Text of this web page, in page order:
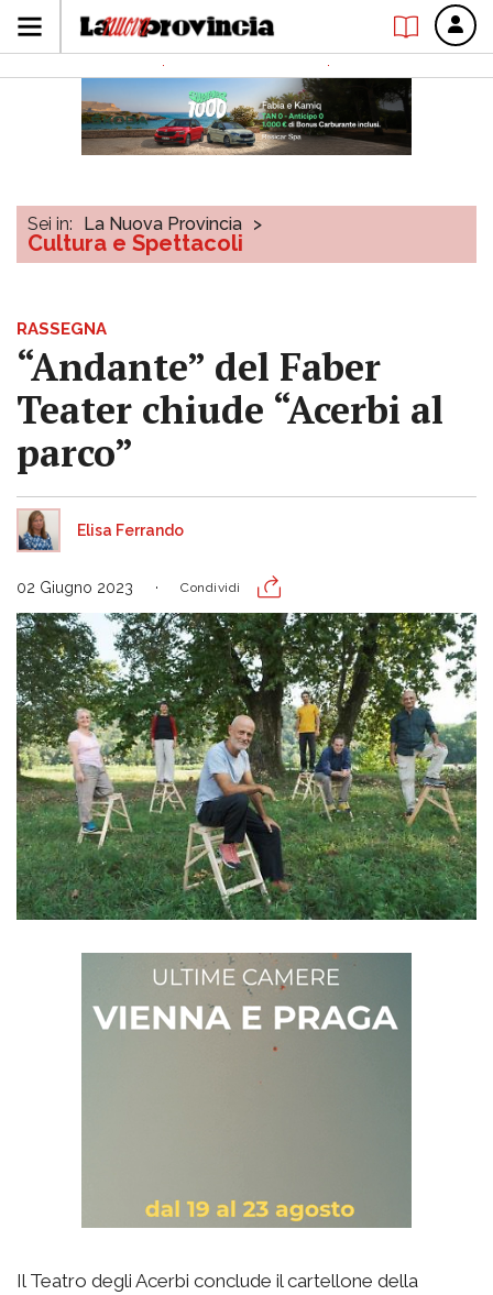
Sei in: La Nuova Provincia >
Cultura e Spettacoli
RASSEGNA
“Andante” del Faber
Teater chiude “Acerbi al
parco”
Elisa Ferrando
02 Giugno 2023 Condividi
Il Teatro degli Acerbi conclude il cartellone della